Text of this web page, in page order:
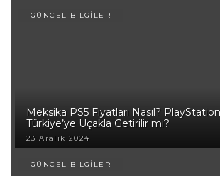
GÜNCEL BİLGİLER
Meksika PS5 Fiyatları Nasıl?
Türkiye’ye Uçakla Getirilir mi?
23 Aralık 2024
GÜNCEL BİLGİLER